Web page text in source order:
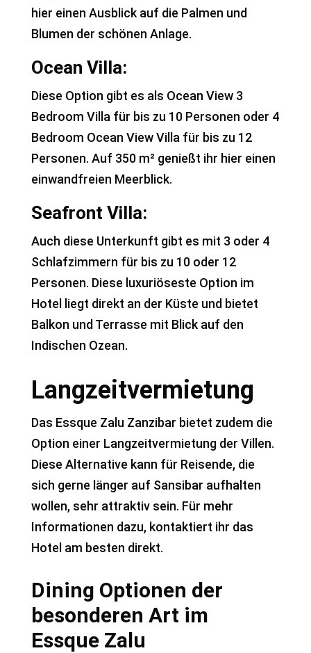
hier einen Ausblick auf die Palmen und
Blumen der schönen Anlage.
Ocean Villa:
Diese Option gibt es als Ocean View 3
Bedroom Villa für bis zu 10 Personen oder 4
Bedroom Ocean View Villa für bis zu 12
Personen. Auf 350 m² genießt ihr hier einen
einwandfreien Meerblick.
Seafront Villa:
Auch diese Unterkunft gibt es mit 3 oder 4
Schlafzimmern für bis zu 10 oder 12
Personen. Diese luxuriöseste Option im
Hotel liegt direkt an der Küste und bietet
Balkon und Terrasse mit Blick auf den
Indischen Ozean.
Langzeitvermietung
Das Essque Zalu Zanzibar bietet zudem die
Option einer Langzeitvermietung der Villen.
Diese Alternative kann für Reisende, die
sich gerne länger auf Sansibar aufhalten
wollen, sehr attraktiv sein. Für mehr
Informationen dazu, kontaktiert ihr das
Hotel am besten direkt.
Dining Optionen der
besonderen Art im
Essque Zalu